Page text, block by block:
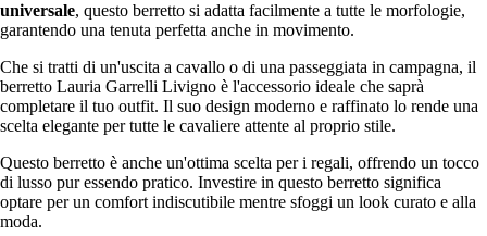
universale, questo berretto si adatta facilmente a tutte le morfologie,
garantendo una tenuta perfetta anche in movimento.
Che si tratti di un'uscita a cavallo o di una passeggiata in campagna, il
berretto Lauria Garrelli Livigno è l'accessorio ideale che saprà
completare il tuo outfit. Il suo design moderno e raffinato lo rende una
scelta elegante per tutte le cavaliere attente al proprio stile.
Questo berretto è anche un'ottima scelta per i regali, offrendo un tocco
di lusso pur essendo pratico. Investire in questo berretto significa
optare per un comfort indiscutibile mentre sfoggi un look curato e alla
moda.